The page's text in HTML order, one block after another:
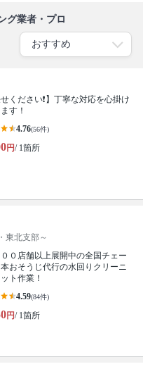
グ業者・プロ
せください❗️】丁寧な対応を心掛け
す！
4.76(56件)
円/ 1箇所
東北支部～
０店舗以上展開中の全国チェー
おそうじ代行の水回りクリーニ
ト作業！
4.59(84件)
円/ 1箇所